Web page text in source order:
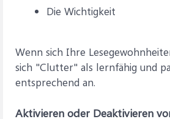
Die Wichtigkeit
Wenn sich Ihre
sich "Clutter" als lernfähig und
entsprechend an.
Aktivieren oder Deaktivieren